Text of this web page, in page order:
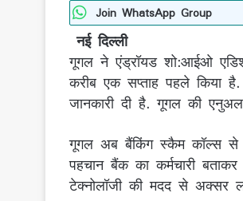
Join WhatsApp Group
नई दिल्ली
गूगल ने एंड्रॉयड शो:आईओ
करीब एक सप्ताह पहले किया
जानकारी दी है. गूगल की
गूगल अब बैंकिंग स्कैम कॉल्स
पहचान बैंक का कर्मचारी
टेक्नोलॉजी की मदद से अक्सर